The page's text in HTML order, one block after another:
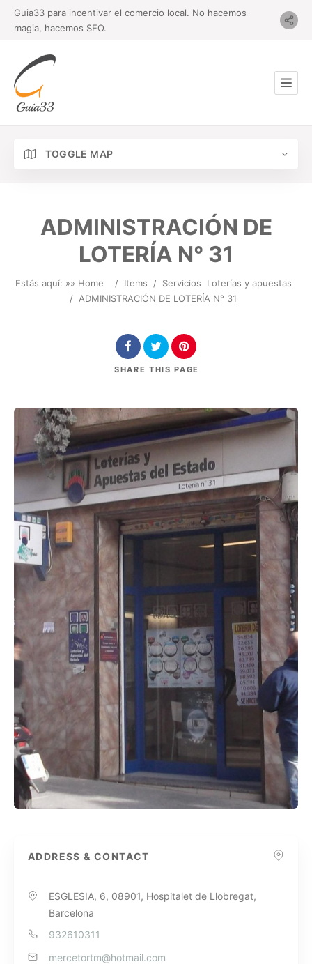
Guia33 para incentivar el comercio local. No hacemos
magia, hacemos SEO.
TOGGLE MAP
ADMINISTRACIÓN DE
LOTERÍA N° 31
Estás aquí: »» Home / Items / Servicios
Loterías y apuestas
/ ADMINISTRACIÓN DE LOTERÍA N° 31
SHARE THIS PAGE
ADDRESS & CONTACT
ESGLESIA, 6, 08901, Hospitalet de Llobregat,
Barcelona
932610311
mercetortm@hotmail.com